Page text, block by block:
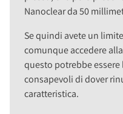
Nanoclear da 50
Se quindi avete un
comunque accedere
questo potrebbe
consapevoli di dover
caratteristica.